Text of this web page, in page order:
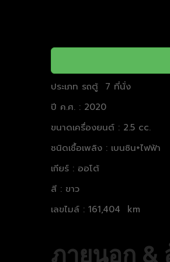
ประเภท รถตู้ 7 ที่นั่ง
ปี ค.ศ. : 2020
ขนาดเครื่องยนต์ : 2.5 cc.
ชนิดเชื้อเพลิง : เบนซิน+ไฟฟ้า
เกียร์ : ออโต้
สี : ขาว
เลขไมล์ : 161,404 km
ภายนอก &